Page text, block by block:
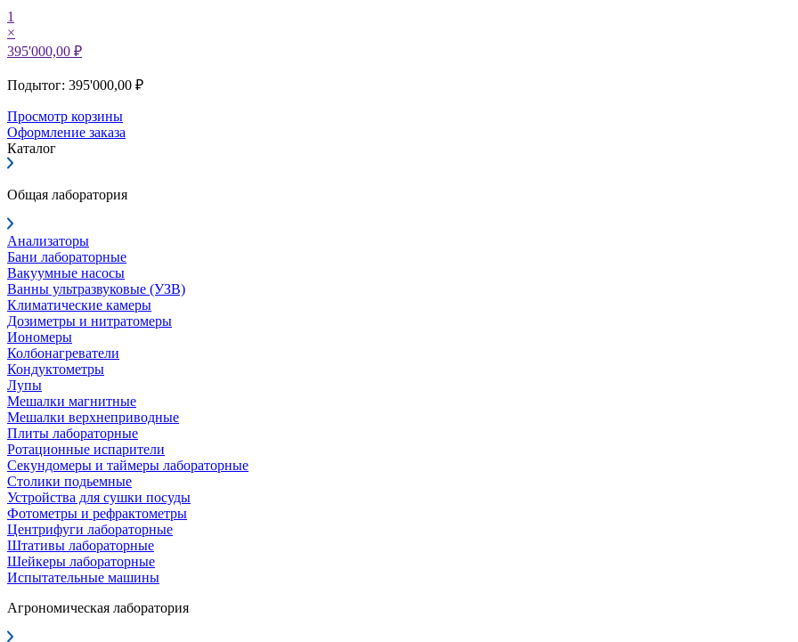
1
×
395'000,00 ₽
Подытог: 395'000,00 ₽
Просмотр корзины
Оформление заказа
Каталог
Общая лаборатория
Анализаторы
Бани лабораторные
Вакуумные насосы
Ванны ультразвуковые (УЗВ)
Климатические камеры
Дозиметры и нитратомеры
Иономеры
Колбонагреватели
Кондуктометры
Лупы
Мешалки магнитные
Мешалки верхнеприводные
Плиты лабораторные
Ротационные испарители
Секундомеры и таймеры лабораторные
Столики подьемные
Устройства для сушки посуды
Фотометры и рефрактометры
Центрифуги лабораторные
Штативы лабораторные
Шейкеры лабораторные
Испытательные машины
Агрономическая лаборатория